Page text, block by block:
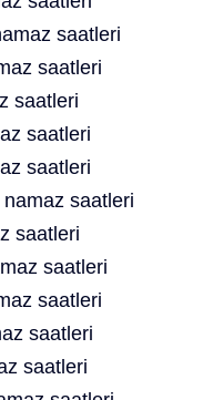
saatleri
saatleri
saatleri
saatleri
saatleri
saatleri
saatleri
saatleri
saatleri
saatleri
saatleri